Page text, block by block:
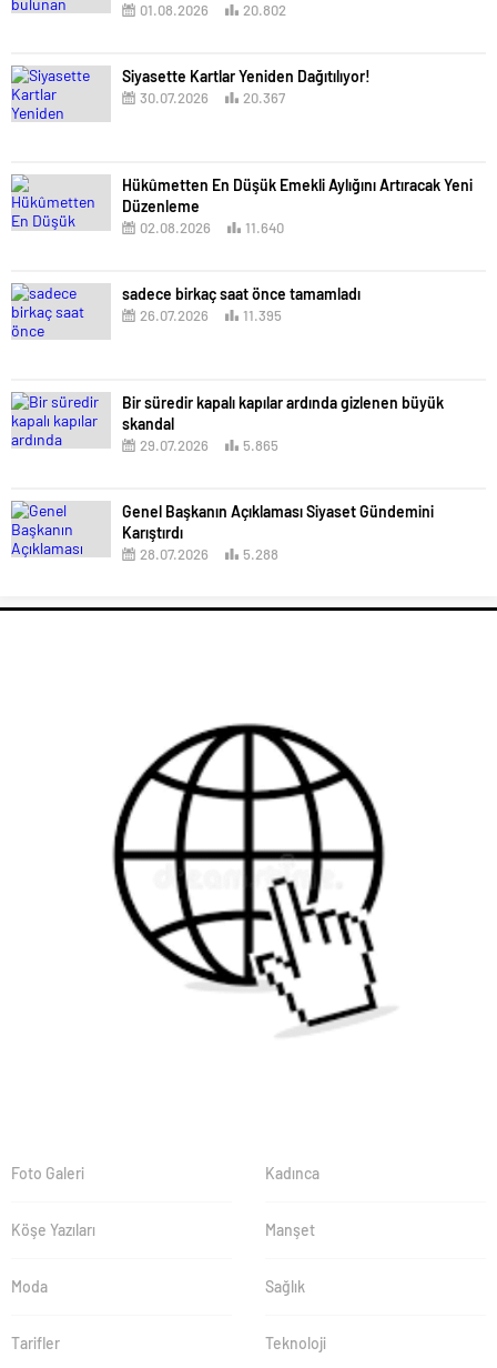
01.08.2026 20.802
Siyasette Kartlar Yeniden Dağıtılıyor!
30.07.2026 20.367
Hükûmetten En Düşük Emekli Aylığını Artıracak Yeni
Düzenleme
02.08.2026 11.640
sadece birkaç saat önce tamamladı
26.07.2026 11.395
Bir süredir kapalı kapılar ardında gizlenen büyük
skandal
29.07.2026 5.865
Genel Başkanın Açıklaması Siyaset Gündemini
Karıştırdı
28.07.2026 5.288
Foto Galeri Kadınca
Köşe Yazıları Manşet
Moda Sağlık
Tarifler Teknoloji